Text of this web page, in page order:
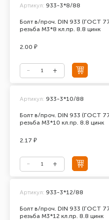
Болт в/проч. DIN 933 (ГОСТ
резьба М3*8 кл.пр. 8.8 цинк
Артикул: 933-3*8/88
2.00 ₽
Болт в/проч. DIN 933 (ГОСТ
резьба М3*10 кл.пр. 8.8 цинк
Артикул: 933-3*10/88
2.17 ₽
Болт в/проч. DIN 933 (ГОСТ
резьба М3*12 кл.пр. 8.8 цинк
Артикул: 933-3*12/88